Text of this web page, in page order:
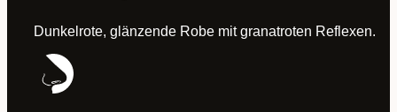
Dunkelrote, glänzende Robe mit granatroten Reflexen.